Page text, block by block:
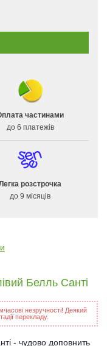
частинами
до 6 платежів
розстрочка
до 9 місяців
Белль Санті
незручності! Деякий
перекладу.
- чудово доповнить